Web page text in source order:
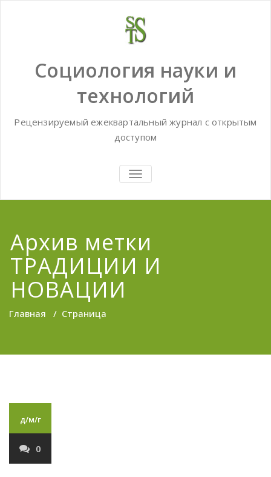
Социология науки и
технологий
Рецензируемый ежеквартальный журнал с открытым
доступом
TOGGLE
NAVIGATION
Архив метки
ТРАДИЦИИ И
НОВАЦИИ
Главная / Страница
д/м/г
0